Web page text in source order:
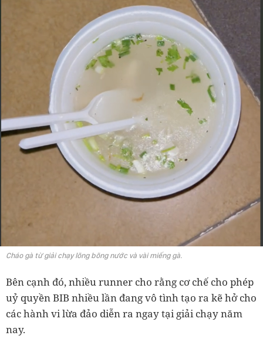
Cháo gà từ giải chạy lõng bõng nước và vài miếng gà.
Bên cạnh đó, nhiều runner cho rằng cơ chế cho phép
uỷ quyền BIB nhiều lần đang vô tình tạo ra kẽ hở cho
các hành vi lừa đảo diễn ra ngay tại giải chạy năm
nay.